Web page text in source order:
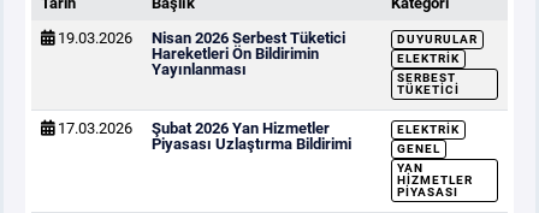
BT HİZMET YÖNETİM SİSTEMİ POLİTİKAMIZ
19.03.2026
Nisan 2026 Serbest Tüketici
Hareketleri Ön Bildirimin
Yayınlanması
DUYURULAR
ELEKTRIK
SERBEST
TÜKETICI
17.03.2026
Şubat 2026 Yan Hizmetler
Piyasası Uzlaştırma Bildirimi
ELEKTRIK
GENEL
YAN
HIZMETLER
PIYASASI